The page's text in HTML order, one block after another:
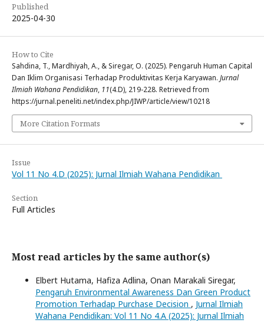
Published
2025-04-30
How to Cite
Sahdina, T., Mardhiyah, A., & Siregar, O. (2025). Pengaruh Human Capital
Dan Iklim Organisasi Terhadap Produktivitas Kerja Karyawan. Jurnal
Ilmiah Wahana Pendidikan, 11(4.D), 219-228. Retrieved from
https://jurnal.peneliti.net/index.php/JIWP/article/view/10218
More Citation Formats
Issue
Vol 11 No 4.D (2025): Jurnal Ilmiah Wahana Pendidikan
Section
Full Articles
Most read articles by the same author(s)
Elbert Hutama, Hafiza Adlina, Onan Marakali Siregar,
Pengaruh Environmental Awareness Dan Green Product
Promotion Terhadap Purchase Decision , Jurnal Ilmiah
Wahana Pendidikan: Vol 11 No 4.A (2025): Jurnal Ilmiah